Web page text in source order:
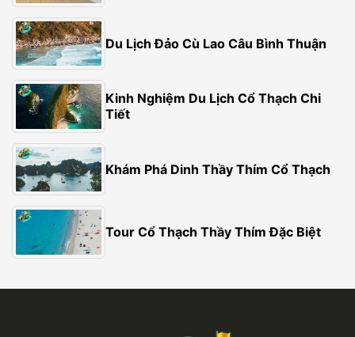
Du Lịch Đảo Cù Lao Câu Bình Thuận
Kinh Nghiệm Du Lịch Cổ Thạch Chi
Tiết
Khám Phá Dinh Thầy Thím Cổ Thạch
Tour Cổ Thạch Thầy Thím Đặc Biệt